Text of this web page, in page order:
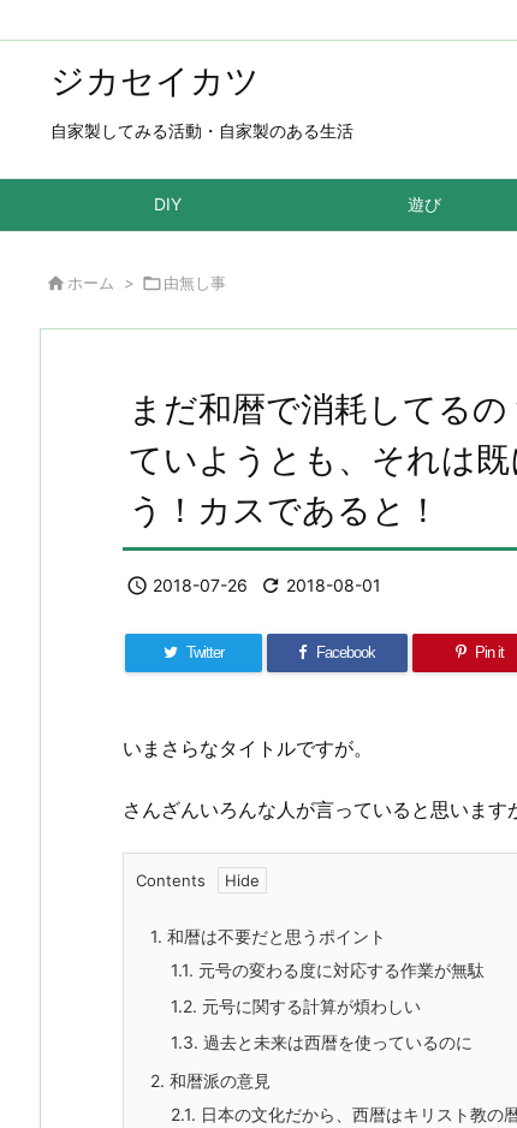
ジカセイカツ
自家製してみる活動・自家製のある生活
DIY 遊び
 ホーム > 由無し事
まだ和暦で消耗してる
ていようとも、それは
う！カスであると！
 2018-07-26  2018-08-01
Twitter Facebook Pin it
いまさらなタイトルですが。
さんざんいろんな人が言っていると思います
Contents
1. 和暦は不要だと思うポイント
1.1. 元号の変わる度に対応する作業が無駄
1.2. 元号に関する計算が煩わしい
1.3. 過去と未来は西暦を使っているのに
2. 和暦派の意見
2.1. 日本の文化だから、西暦はキリスト教の